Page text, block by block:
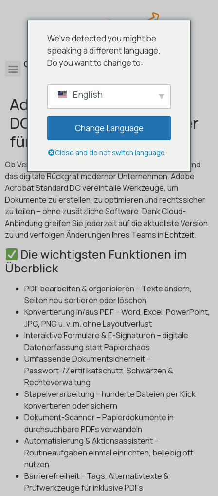
0
Adobe Acrobat Standard
DC – Ihr Schweizer Messer
für PDFs
Ob Verträge, Rechnungen oder Handbücher: PDFs sind
das digitale Rückgrat moderner Unternehmen. Adobe
Acrobat Standard DC vereint alle Werkzeuge, um
Dokumente zu erstellen, zu optimieren und rechtssicher
zu teilen – ohne zusätzliche Software. Dank Cloud-
Anbindung greifen Sie jederzeit auf die aktuellste Version
zu und verfolgen Änderungen Ihres Teams in Echtzeit.
Die wichtigsten Funktionen im
Überblick
PDF bearbeiten & organisieren – Texte ändern,
Seiten neu sortieren oder löschen
Konvertierung in/aus PDF – Word, Excel, PowerPoint,
JPG, PNG u. v. m. ohne Layoutverlust
Interaktive Formulare & E-Signaturen – digitale
Datenerfassung statt Papierchaos
Umfassende Dokumentsicherheit –
Passwort-/Zertifikat­schutz, Schwärzen &
Rechteverwaltung
Stapelverarbeitung – hunderte Dateien per Klick
konvertieren oder sichern
Dokument-Scanner – Papierdokumente in
durchsuchbare PDFs verwandeln
Automatisierung & Aktionsassistent –
Routineaufgaben einmal einrichten, beliebig oft
nutzen
Barrierefreiheit – Tags, Alternativtexte &
Prüfwerkzeuge für inklusive PDFs
We've detected you might be
speaking a different language.
Do you want to change to:
English
Change Language
Close and do not switch language